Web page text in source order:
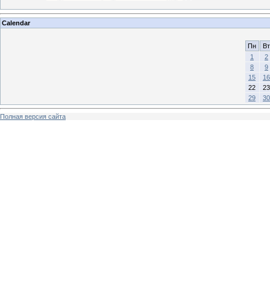
Calendar
Пн
Вт
1
2
8
9
15
16
22
23
29
30
Полная версия сайта